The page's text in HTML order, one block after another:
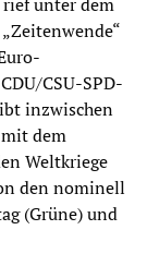
CSU-SPD-
inzwischen
dem
Weltkriege
den nominell
(Grüne) und